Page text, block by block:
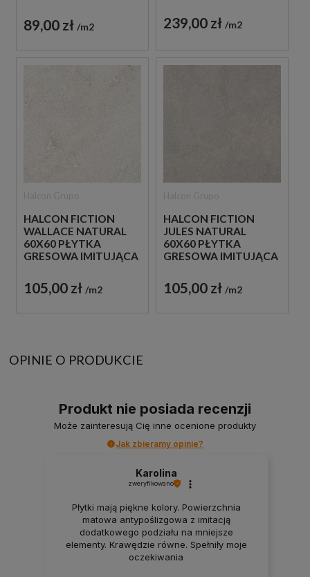
89,00 zł m2 239,00 zł m2
HALCON FICTION
WALLACE NATURAL
60X60 PŁYTKA
GRESOWA IMITUJĄCA
105,00 zł m2
HALCON FICTION
JULES NATURAL
60X60 PŁYTKA
GRESOWA IMITUJĄCA
105,00 zł m2
OPINIE O PRODUKCIE
Produkt nie posiada recenzji
Może zainteresują Cię inne ocenione produkty
Jak zbieramy opinie?
Karolina
zweryfikowano
Płytki mają piękne kolory. Powierzchnia
matowa antypoślizgowa z imitacją
dodatkowego podziału na mniejsze
elementy. Krawędzie równe. Spełniły moje
oczekiwania